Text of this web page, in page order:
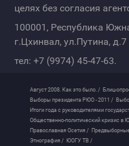
целях без согласия
100001, Республика
г.Цхинвал, ул.Путина, д.7
тел: +7 (9974) 45-47-63.
Август 2008. Как это было. / Блиц-
Выборы президента РЮО - 2011 /
Итоги года с руководителями
Общественно-политический кризис в
Православная Осетия /
Этнография / ЮОГУ ТВ /